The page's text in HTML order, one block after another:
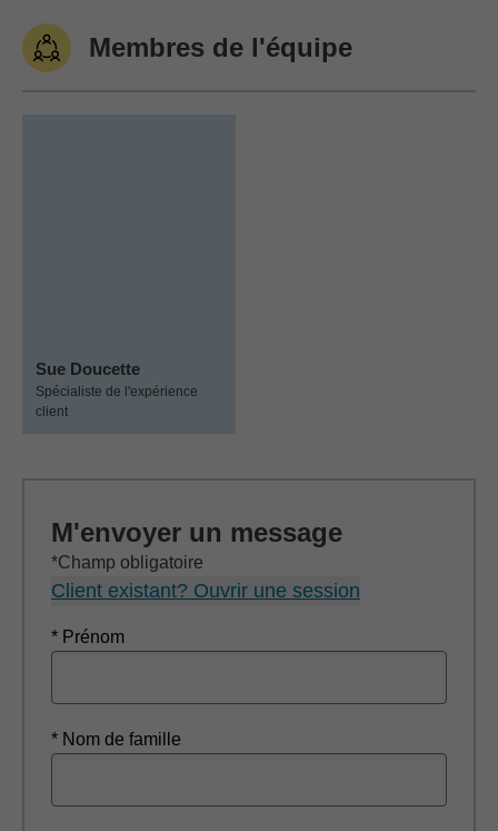
Membres de l'équipe
Sue Doucette
Spécialiste de l'expérience
client
M'envoyer un message
*Champ obligatoire
Client existant? Ouvrir une session
* Prénom
* Nom de famille